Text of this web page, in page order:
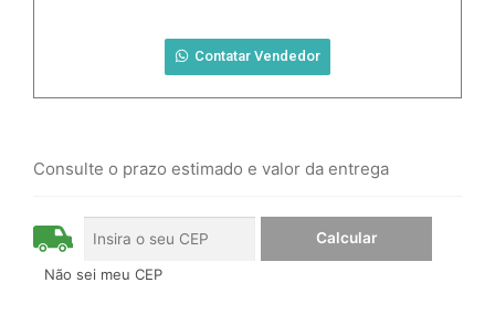
Contatar Vendedor
Consulte o prazo estimado e valor da entrega
Não sei meu CEP